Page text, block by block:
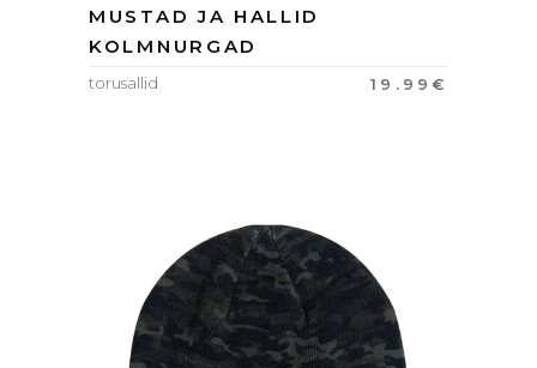
MUSTAD JA HALLID
KOLMNURGAD
19.99 €
torusallid